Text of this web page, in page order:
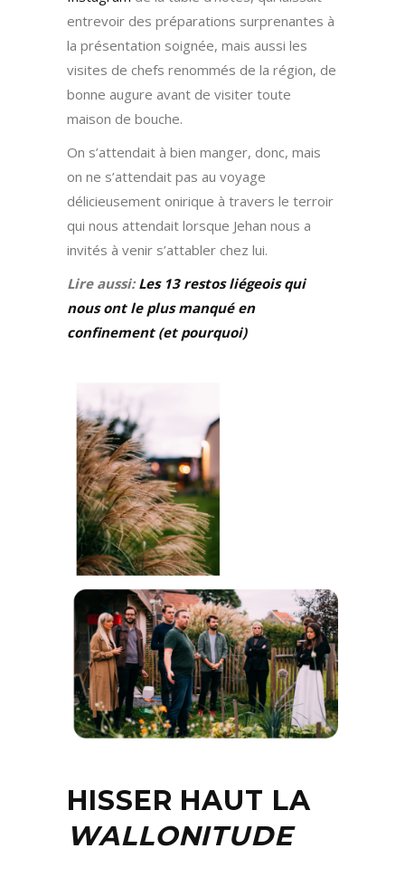
entrevoir des préparations surprenantes à
la présentation soignée, mais aussi les
visites de chefs renommés de la région, de
bonne augure avant de visiter toute
maison de bouche.
On s’attendait à bien manger, donc, mais
on ne s’attendait pas au voyage
délicieusement onirique à travers le terroir
qui nous attendait lorsque Jehan nous a
invités à venir s’attabler chez lui.
Lire aussi:Les 13 restos liégeois qui
nous ont le plus manqué en
confinement (et pourquoi)
HISSER HAUT LA
WALLONITUDE